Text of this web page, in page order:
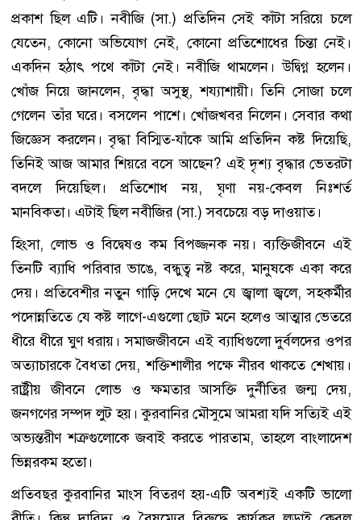
প্রকাশ ছিল এটি। নবীজি (সা.) প্রতিদিন সেই কাঁটা সরিয়ে চলে
যেতেন, কোনো অভিযোগ নেই, কোনো প্রতিশোধের চিন্তা নেই।
একদিন হঠাৎ পথে কাঁটা নেই। নবীজি থামলেন। উদ্বিগ্ন হলেন।
খোঁজ নিয়ে জানলেন, বৃদ্ধা অসুস্থ, শয্যাশায়ী। তিনি সোজা চলে
গেলেন তাঁর ঘরে। বসলেন পাশে। খোঁজখবর নিলেন। সেবার কথা
জিজ্ঞেস করলেন। বৃদ্ধা বিস্মিত-যাঁকে আমি প্রতিদিন কষ্ট দিয়েছি,
তিনিই আজ আমার শিয়রে বসে আছেন? এই দৃশ্য বৃদ্ধার ভেতরটা
বদলে দিয়েছিল। প্রতিশোধ নয়, ঘৃণা নয়-কেবল নিঃশর্ত
মানবিকতা। এটাই ছিল নবীজির (সা.) সবচেয়ে বড় দাওয়াত।
হিংসা, লোভ ও বিদ্বেষও কম বিপজ্জনক নয়। ব্যক্তিজীবনে এই
তিনটি ব্যাধি পরিবার ভাঙে, বন্ধুত্ব নষ্ট করে, মানুষকে একা করে
দেয়। প্রতিবেশীর নতুন গাড়ি দেখে মনে যে জ্বালা জ্বলে, সহকর্মীর
পদোন্নতিতে যে কষ্ট লাগে-এগুলো ছোট মনে হলেও আত্মার ভেতরে
ধীরে ধীরে ঘুণ ধরায়। সমাজজীবনে এই ব্যাধিগুলো দুর্বলদের ওপর
অত্যাচারকে বৈধতা দেয়, শক্তিশালীর পক্ষে নীরব থাকতে শেখায়।
রাষ্ট্রীয় জীবনে লোভ ও ক্ষমতার আসক্তি দুর্নীতির জন্ম দেয়,
জনগণের সম্পদ লুট হয়। কুরবানির মৌসুমে আমরা যদি সত্যিই এই
অভ্যন্তরীণ শত্রুগুলোকে জবাই করতে পারতাম, তাহলে বাংলাদেশ
ভিন্নরকম হতো।
প্রতিবছর কুরবানির মাংস বিতরণ হয়-এটি অবশ্যই একটি ভালো